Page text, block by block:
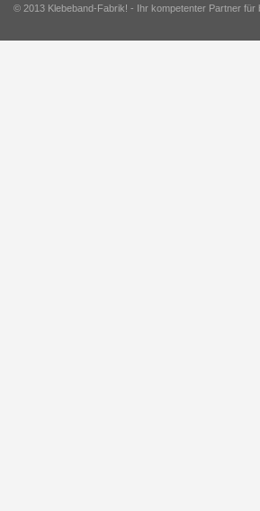
© 2013 Klebeband-Fabrik! - Ihr kompetenter Partner für